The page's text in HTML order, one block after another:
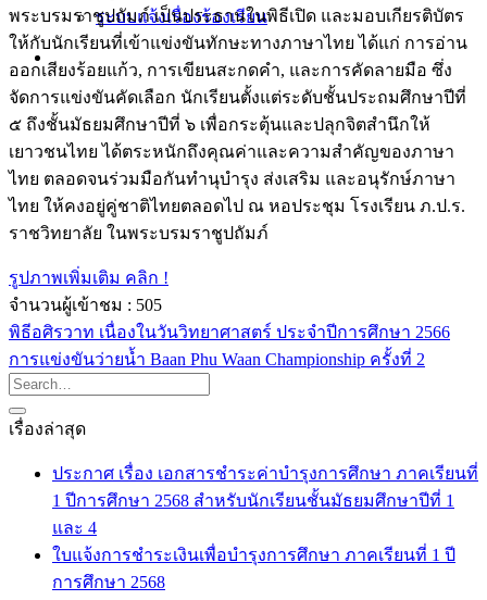
ระบบแจ้งเรื่องร้องเรียน
พระบรมราชูปถัมภ์ เป็นประธานในพิธีเปิด และมอบเกียรติบัตร
ให้กับนักเรียนที่เข้าแข่งขันทักษะทางภาษาไทย ได้แก่ การอ่าน
ออกเสียงร้อยแก้ว, การเขียนสะกดคำ, และการคัดลายมือ ซึ่ง
จัดการแข่งขันคัดเลือก นักเรียนตั้งแต่ระดับชั้นประถมศึกษาปีที่
๕ ถึงชั้นมัธยมศึกษาปีที่ ๖ เพื่อกระตุ้นและปลุกจิตสำนึกให้
เยาวชนไทย ได้ตระหนักถึงคุณค่าและความสำคัญของภาษา
ไทย ตลอดจนร่วมมือกันทำนุบำรุง ส่งเสริม และอนุรักษ์ภาษา
ไทย ให้คงอยู่คู่ชาติไทยตลอดไป ณ หอประชุม โรงเรียน ภ.ป.ร.
ราชวิทยาลัย ในพระบรมราชูปถัมภ์
รูปภาพเพิ่มเติม คลิก !
จำนวนผู้เข้าชม : 505
พิธีอศิรวาท เนื่องในวันวิทยาศาสตร์ ประจำปีการศึกษา 2566
การแข่งขันว่ายน้ำ Baan Phu Waan Championship ครั้งที่ 2
เรื่องล่าสุด
ประกาศ เรื่อง เอกสารชำระค่าบำรุงการศึกษา ภาคเรียนที่
1 ปีการศึกษา 2568 สำหรับนักเรียนชั้นมัธยมศึกษาปีที่ 1
และ 4
ใบแจ้งการชำระเงินเพื่อบำรุงการศึกษา ภาคเรียนที่ 1 ปี
การศึกษา 2568